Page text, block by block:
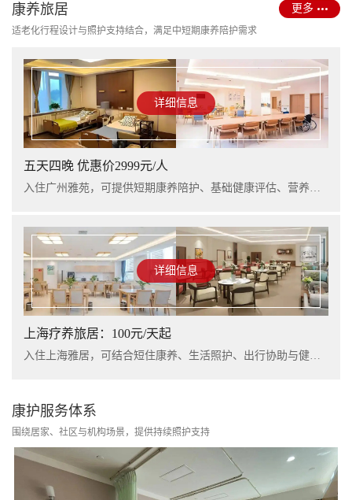
康养旅居
适老化行程设计与照护支持结合，满足中短期康养陪护需求
更多
详细信息
五天四晚 优惠价2999元/人
详细信息
上海疗养旅居：100元/天起
康护服务体系
围绕居家、社区与机构场景，提供持续照护支持